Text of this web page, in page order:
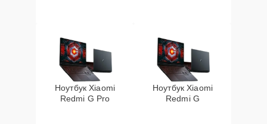
Ноутбук Xiaomi
Redmi G Pro
Ноутбук Xiaomi
Redmi G